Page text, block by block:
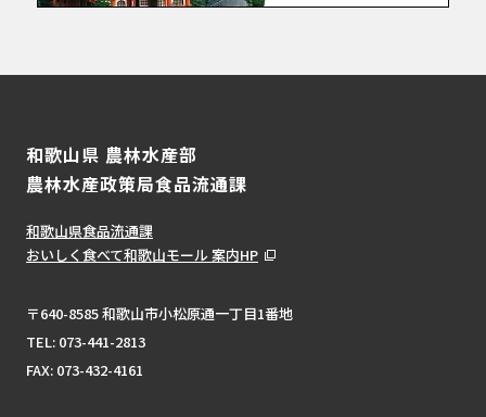
和歌山県 農林水産部
農林水産政策局食品流通課
和歌山県食品流通課
おいしく食べて和歌山モール 案内HP
〒640-8585 和歌山市小松原通一丁目1番地
TEL: 073-441-2813
FAX: 073-432-4161